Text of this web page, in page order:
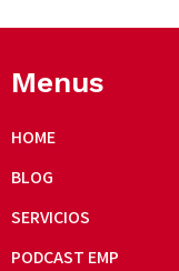
Menus
HOME
BLOG
SERVICIOS
PODCAST EMP